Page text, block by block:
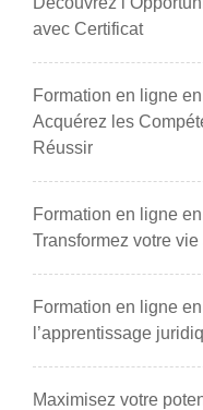
avec Certificat
Formation en ligne
Acquérez les
Réussir
Formation en ligne
Transformez votre
Formation en ligne
l’apprentissage
Maximisez votre